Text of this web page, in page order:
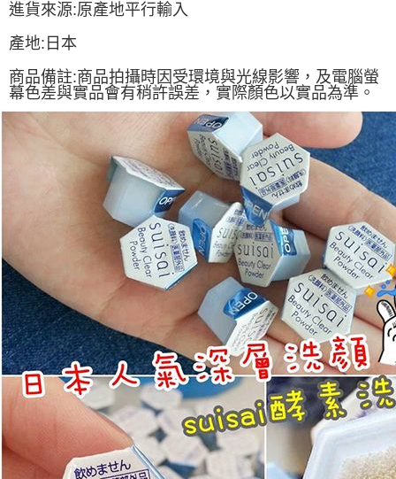
進貨來源:原產地平行輸入
產地:日本
商品備註:商品拍攝時因受環境與光線影響，及電腦螢
幕色差與實品會有稍許誤差，實際顏色以實品為準。